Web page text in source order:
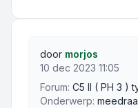
door morjos
10 dec 2023 11:05
Forum: C5 II ( PH 3 )
Onderwerp: